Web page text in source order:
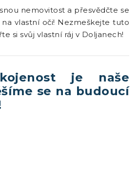
nemovitost a přesvědčte se
vlastní oči! Nezmeškejte tuto
si svůj vlastní ráj v Doljanech!
je naše
se na budoucí